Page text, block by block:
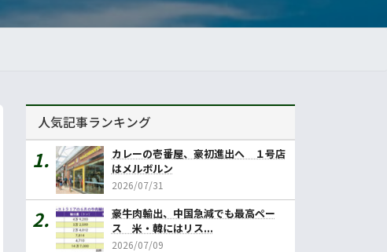
人気記事ランキング
カレーの壱番屋、豪初進出へ １号店
はメルボルン
2026/07/31
豪牛肉輸出、中国急減でも最高ペー
ス 米・韓にはリス...
2026/07/09